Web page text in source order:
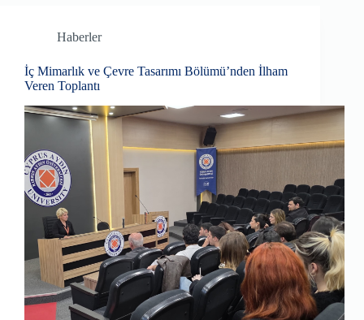
Haberler
İç Mimarlık ve Çevre Tasarımı Bölümü’nden İlham
Veren Toplantı